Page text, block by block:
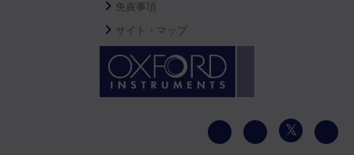
免責事項
サイト・マップ